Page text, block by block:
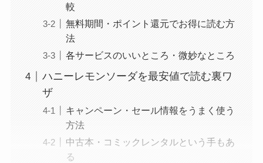
較
無料期間・ポイント還元でお得に読む方
法
各サービスのいいところ・微妙なところ
ハニーレモンソーダを最安値で読む裏ワ
ザ
キャンペーン・セール情報をうまく使う
方法
中古本・コミックレンタルという手もあ
る